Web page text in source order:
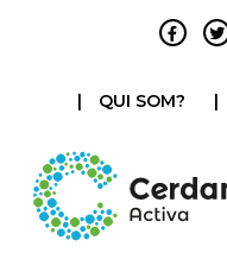
|
QUI SOM? |